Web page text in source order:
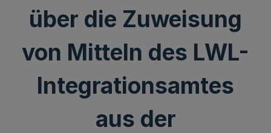
über die Zuweisung
von Mitteln des LWL-
Integrationsamtes
aus der